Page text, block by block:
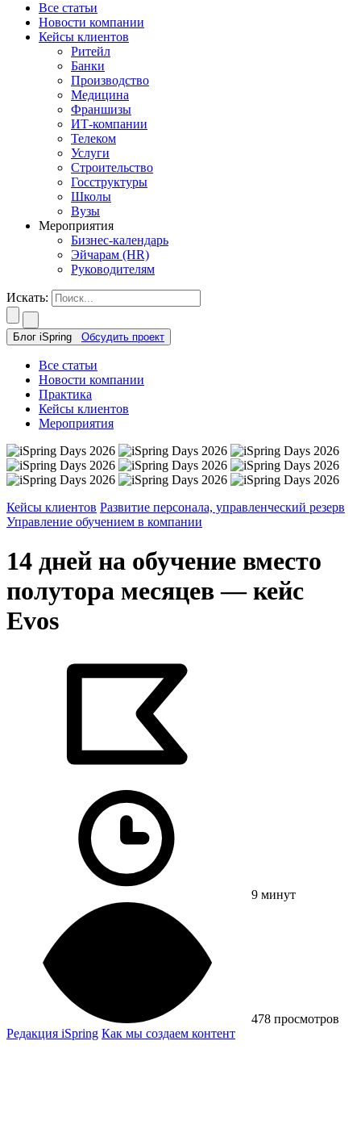
Все статьи
Новости компании
Кейсы клиентов
Ритейл
Банки
Производство
Медицина
Франшизы
ИТ-компании
Телеком
Услуги
Строительство
Госструктуры
Школы
Вузы
Мероприятия
Бизнес-календарь
Эйчарам (HR)
Руководителям
Искать:
Блог iSpring Обсудить проект
Все статьи
Новости компании
Практика
Кейсы клиентов
Мероприятия
Кейсы клиентов Развитие персонала, управленческий резерв
Управление обучением в компании
14 дней на обучение вместо
полутора месяцев — кейс
Evos
9 минут
478 просмотров
Редакция iSpring Как мы создаем контент